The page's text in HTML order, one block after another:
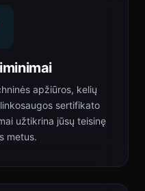
apžiūros, kelių
sertifikato
užtikrina jūsų teisinę
metus.